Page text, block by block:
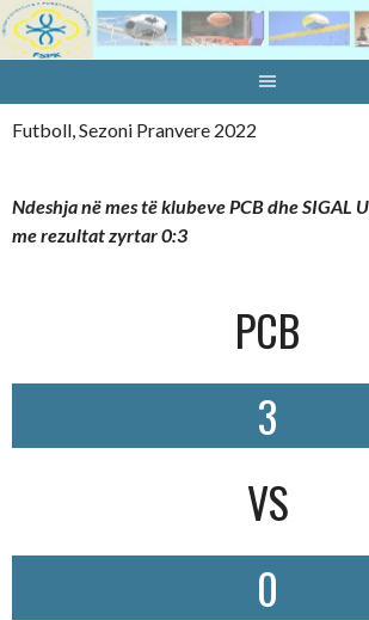
Skip
to
Futboll, Sezoni Pranvere 2022
Ndeshja në mes të klubeve PCB dhe SIGAL
me rezultat zyrtar 0:3
PCB
3
VS
0